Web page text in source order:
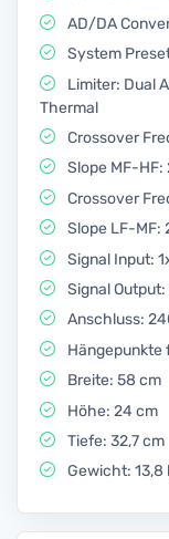
AD/DA
System
Limiter: Dual
Thermal
Crossover
Slope MF-
Crossover
Slope LF-MF:
Signal Input:
Signal Output:
Anschluss:
Hängepunkte
Breite: 58 cm
Höhe: 24 cm
Tiefe: 32,7 cm
Gewicht: 13,8